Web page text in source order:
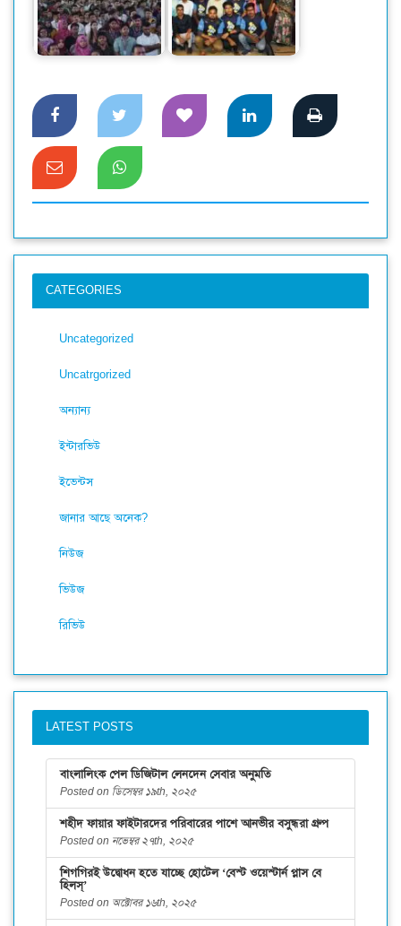
আইইউবিএটি’র ফল
২০২৪ সেমিস্টারের নবীন
শিক্ষার্থীদের…
শুরু হল জিপি
এক্সিলারেটর বুটক্যাম্প
CATEGORIES
Uncategorized
Uncatrgorized
অন্যান্য
ইন্টারভিউ
ইভেন্টস
জানার আছে অনেক?
নিউজ
ভিউজ
রিভিউ
LATEST POSTS
বাংলালিংক পেল ডিজিটাল লেনদেন সেবার অনুমতি
Posted on ডিসেম্বর ১৯th, ২০২৫
শহীদ ফায়ার ফাইটারদের পরিবারের পাশে আনভীর বসুন্ধরা গ্রুপ
Posted on নভেম্বর ২৭th, ২০২৫
শিগগিরই উদ্বোধন হতে যাচ্ছে হোটেল ‘বেস্ট ওয়েস্টার্ন প্লাস বে
হিলস্’
Posted on অক্টোবর ১৬th, ২০২৫